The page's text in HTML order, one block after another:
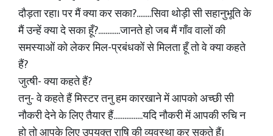
दौड़ता रहा। पर मैं क्या कर सका?........सिवा थोड़ी सी सहानुभूति के
मैं उन्हें क्या दे सका हूँ?............जानते हो जब मैं गाँव वालों की
समस्याओं को लेकर मिल-प्रबंधकों से मिलता हूँ तो वे क्या कहते
हैं?
जुत्षी- क्या कहते हैं?
तनु- वे कहते हैं मिस्टर तनु हम कारखाने में आपको अच्छी सी
नौकरी देने के लिए तैयार हैं................यदि नौकरी में आपकी रुचि न